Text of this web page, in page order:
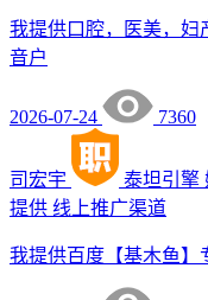
我提供口腔，医美，妇
音户
2026-07-24 7360
司宏宇 泰坦引擎
提供 线上推广渠道
我提供百度【基木鱼】